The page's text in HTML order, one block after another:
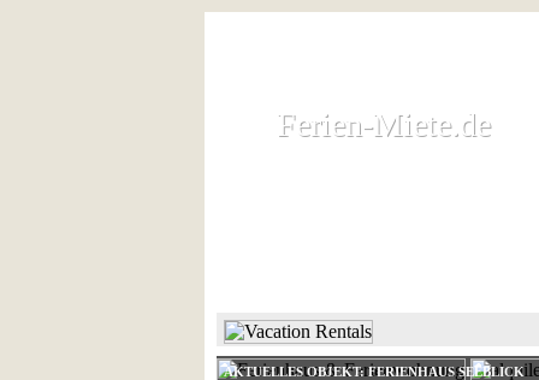
Ferien-Miete.de
Ferien-Miete.de
AKTUELLES OBJEKT: FERIENHAUS SEEBLICK